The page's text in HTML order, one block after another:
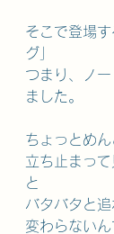
そこで登場
グ」
つまり、ノ
ました。
ちょっとめん
立ち止まっ
と
バタバタと
変わらないん